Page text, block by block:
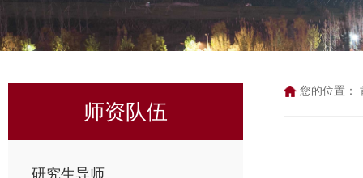
师资队伍
研究生导师
您的位置：